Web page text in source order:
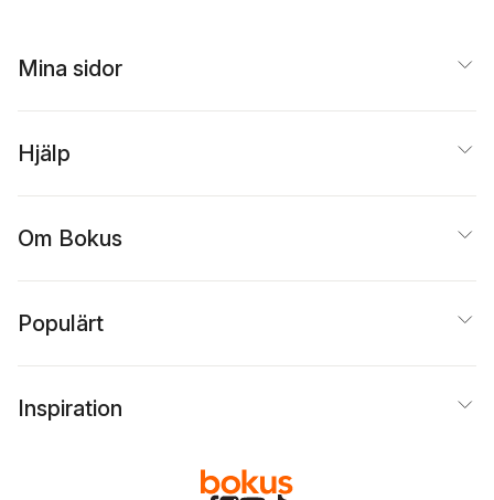
Mina sidor
Hjälp
Om Bokus
Populärt
Inspiration